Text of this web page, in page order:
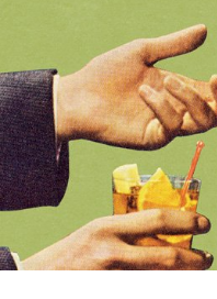
Krönikor
Språkfrågor
Skrivtips
Bokrecensioner
Kviss